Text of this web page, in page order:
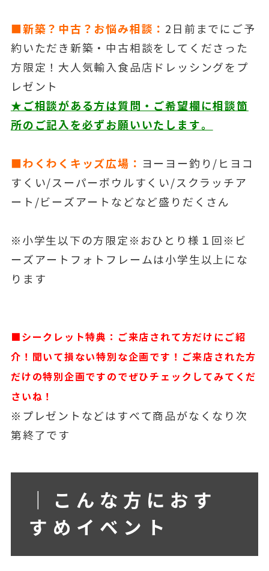
■新築？中古？お悩み相談： 2日前までにご予
約いただき新築・中古相談をしてくださった
方限定！大人気輸入食品店ドレッシングをプ
レゼント
★ご相談がある方は質問・ご希望欄に相談箇
所のご記入を必ずお願いいたします。
■わくわくキッズ広場： ヨーヨー釣り/ヒヨコ
すくい/スーパーボウルすくい/スクラッチア
ート/ビーズアートなどなど盛りだくさん
※小学生以下の方限定※おひとり様１回※ビ
ーズアートフォトフレームは小学生以上にな
ります
■シークレット特典：ご来店されて方だけにご紹
介！聞いて損ない特別な企画です！ご来店された方
だけの特別企画ですのでぜひチェックしてみてくだ
さいね！
※プレゼントなどはすべて商品がなくなり次
第終了です
｜こんな方におす
すめイベント